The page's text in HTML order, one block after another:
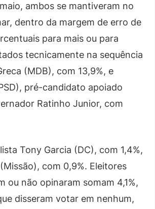
ambos se mantiveram no
dentro da margem de erro de
para mais ou para
tecnicamente na sequência
(MDB), com 13,9%, e
pré-candidato apoiado
Ratinho Junior, com
Tony Garcia (DC), com 1,4%,
com 0,9%. Eleitores
ou não opinaram somam 4,1%,
disseram votar em nenhum,